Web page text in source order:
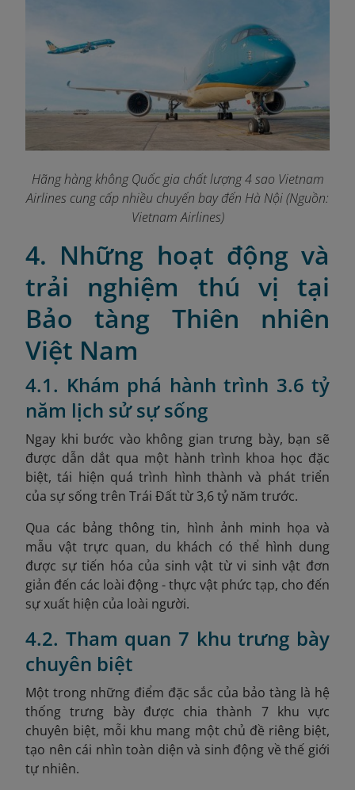
Hãng hàng không Quốc gia chất lượng 4 sao Vietnam
Airlines cung cấp nhiều chuyến bay đến Hà Nội (Nguồn:
Vietnam Airlines)
4. Những hoạt động và
trải nghiệm thú vị tại
Bảo tàng Thiên nhiên
Việt Nam
4.1. Khám phá hành trình 3.6 tỷ
năm lịch sử sự sống
Ngay khi bước vào không gian trưng bày, bạn sẽ
được dẫn dắt qua một hành trình khoa học đặc
biệt, tái hiện quá trình hình thành và phát triển
của sự sống trên Trái Đất từ 3,6 tỷ năm trước.
Qua các bảng thông tin, hình ảnh minh họa và
mẫu vật trực quan, du khách có thể hình dung
được sự tiến hóa của sinh vật từ vi sinh vật đơn
giản đến các loài động - thực vật phức tạp, cho đến
sự xuất hiện của loài người.
4.2. Tham quan 7 khu trưng bày
chuyên biệt
Một trong những điểm đặc sắc của bảo tàng là hệ
thống trưng bày được chia thành 7 khu vực
chuyên biệt, mỗi khu mang một chủ đề riêng biệt,
tạo nên cái nhìn toàn diện và sinh động về thế giới
tự nhiên.